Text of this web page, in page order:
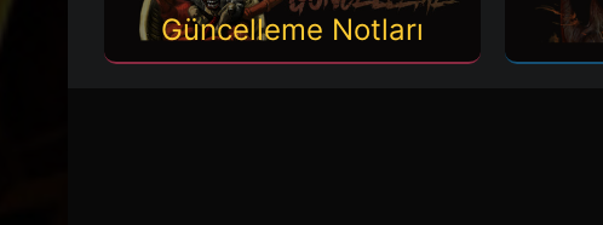
Güncelleme Notları